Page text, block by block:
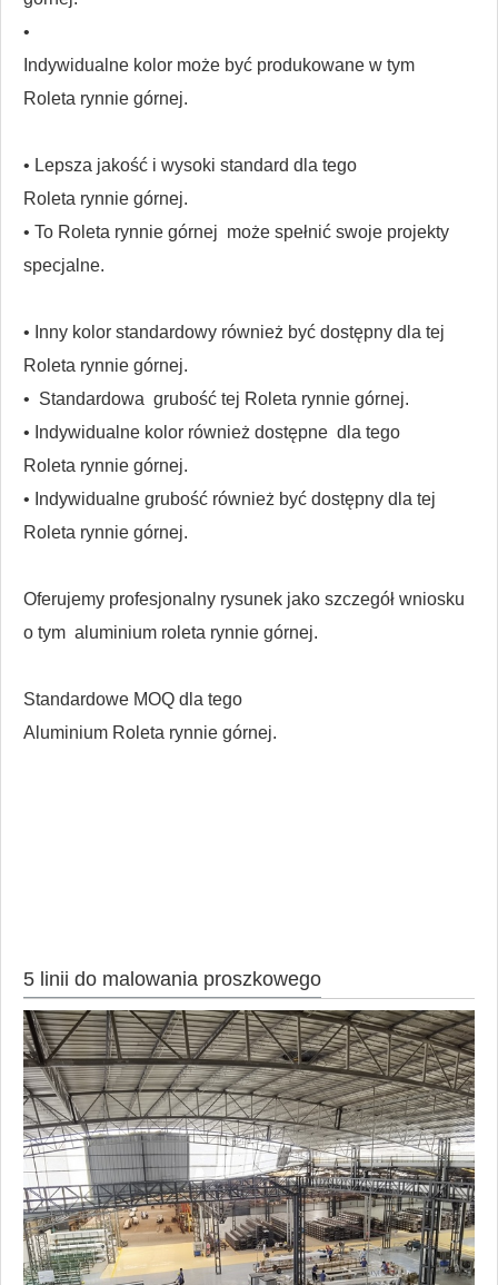
•
Indywidualne kolor może być produkowane w tym
Roleta rynnie górnej.
• Lepsza jakość i wysoki standard dla tego
Roleta rynnie górnej.
• To Roleta rynnie górnej może spełnić swoje projekty
specjalne.
• Inny kolor standardowy również być dostępny dla tej
Roleta rynnie górnej.
• Standardowa grubość tej Roleta rynnie górnej.
• Indywidualne kolor również dostępne dla tego
Roleta rynnie górnej.
• Indywidualne grubość również być dostępny dla tej
Roleta rynnie górnej.
Oferujemy profesjonalny rysunek jako szczegół wniosku
o tym aluminium roleta rynnie górnej.
Standardowe MOQ dla tego
Aluminium Roleta rynnie górnej.
5 linii do malowania proszkowego